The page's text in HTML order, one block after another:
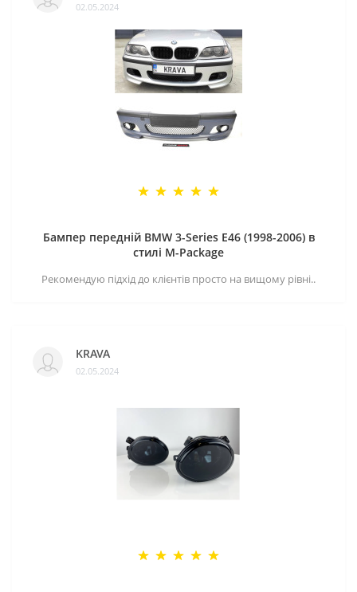
02.05.2024
Бампер передній BMW 3-Series E46 (1998-2006) в
стилі M-Package
Рекомендую підхід до клієнтів просто на вищому рівні..
KRAVA
02.05.2024